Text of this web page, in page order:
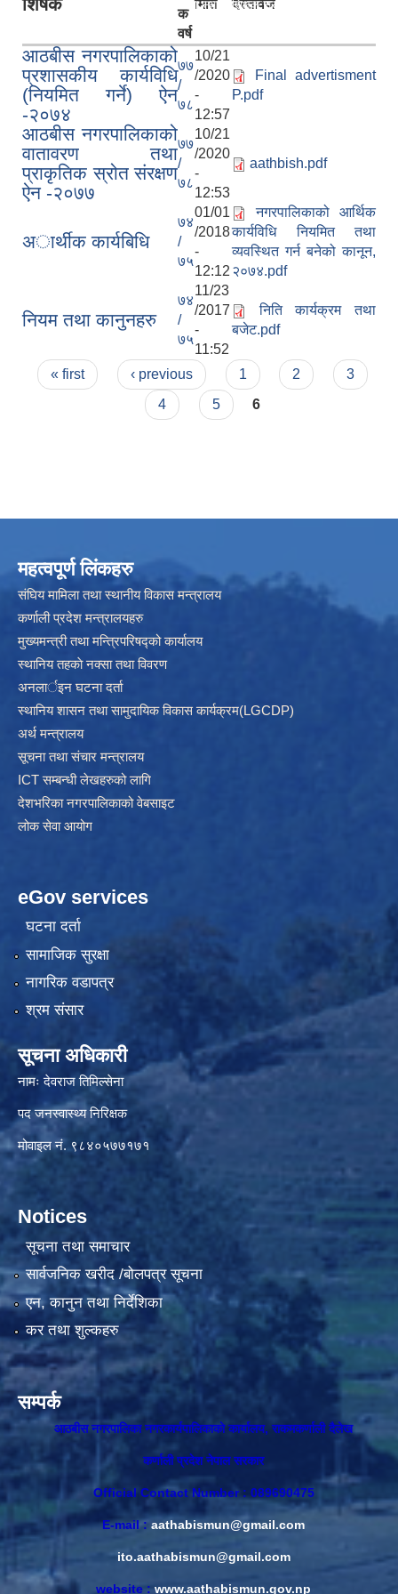
रिक्त पदमा स्थायी शिक्षक सरुवा सम्बन्धी सूचना।
क
वर्ष
मिति दस्तावेज
आठबीस नगरपालिकाको
प्रशासकीय कार्यविधि
(नियमित गर्ने) ऐन
-२०७४
७७
/
७८
10/21
/2020
-
12:57
Final advertisment
P.pdf
आठबीस नगरपालिकाको
वातावरण तथा
प्राकृतिक स्रोत संरक्षण
ऐन -२०७७
७७
/
७८
10/21
/2020
-
12:53
aathbish.pdf
अार्थीक कार्यबिधि
७४
/
७५
01/01
/2018
-
12:12
नगरपालिकाको आर्थिक
कार्यविधि नियमित तथा
व्यवस्थित गर्न बनेको कानून,
२०७४.pdf
नियम तथा कानुनहरु
७४
/
७५
11/23
/2017
-
11:52
निति कार्यक्रम तथा
बजेट.pdf
Pages
« first ‹ previous 1 2
3
4
5 6
महत्वपूर्ण लिंकहरु
संघिय मामिला तथा स्थानीय विकास मन्त्रालय
कर्णाली प्रदेश मन्त्रालयहरु
मुख्यमन्त्री तथा मन्त्रिपरिषद्को कार्यालय
स्थानिय तहकाे नक्सा तथा विवरण
अनलार्इन घटना दर्ता
स्थानिय शासन तथा सामुदायिक विकास कार्यक्रम(LGCDP)
अर्थ मन्त्रालय
सूचना तथा संचार मन्त्रालय
ICT सम्बन्धी लेखहरुको लागि
देशभरिका नगरपालिकाको वेबसाइट
लोक सेवा आयोग
eGov services
घटना दर्ता
सामाजिक सुरक्षा
नागरिक वडापत्र
श्रम संसार
सूचना अधिकारी
नामः देवराज तिमिल्सेना
पद जनस्वास्थ्य निरिक्षक
मोवाइल नं. ९८४०५७७१७१
Notices
सूचना तथा समाचार
सार्वजनिक खरीद /बोलपत्र सूचना
एन, कानुन तथा निर्देशिका
कर तथा शुल्कहरु
सम्पर्क
आठबीस नगरपालिका नगरकार्यपालिकाकाे कार्यालय, राकमकर्णाली दैलेख
कर्णाली प्रदेश नेपाल सरकार
Official Contact Number : 089690475
E-mail : aathabismun@gmail.com
ito.aathabismun@gmail.com
website : www.aathabismun.gov.np